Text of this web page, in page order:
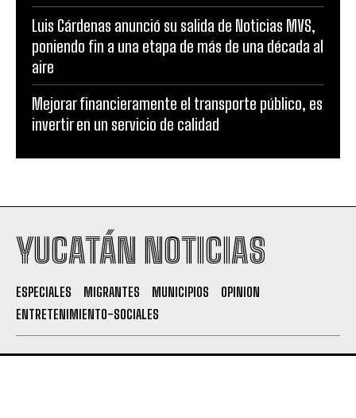
Luis Cárdenas anunció su salida de Noticias MVS,
poniendo fin a una etapa de más de una década al
aire
Mejorar financieramente el transporte público, es
invertir en un servicio de calidad
YUCATÁN NOTICIAS
ESPECIALES MIGRANTES MUNICIPIOS
OPINION
ENTRETENIMIENTO-SOCIALES